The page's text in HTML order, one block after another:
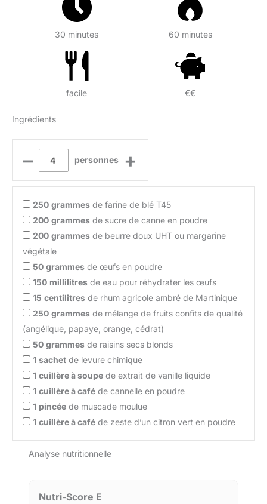
30 minutes 60 minutes
facile €€
Ingrédients
– personnes +
250 grammes de farine de blé T45
200 grammes de sucre de canne en poudre
200 grammes de beurre doux UHT ou margarine
végétale
50 grammes de œufs en poudre
150 millilitres de eau pour réhydrater les œufs
15 centilitres de rhum agricole ambré de Martinique
250 grammes de mélange de fruits confits de qualité
(angélique, papaye, orange, cédrat)
50 grammes de raisins secs blonds
1 sachet de levure chimique
1 cuillère à soupe de extrait de vanille liquide
1 cuillère à café de cannelle en poudre
1 pincée de muscade moulue
1 cuillère à café de zeste d’un citron vert en poudre
Analyse nutritionnelle
Nutri-Score E